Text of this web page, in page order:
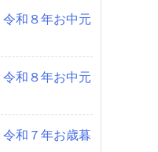
和８年お中元
和８年お中元
和７年お歳暮